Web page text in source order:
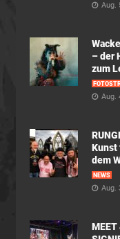
Aug.
– der
zum
Aug.
Kunst
dem
NEWS
Aug.
MEET